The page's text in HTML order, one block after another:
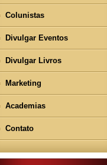
Colunistas
Divulgar Eventos
Divulgar Livros
Marketing
Academias
Contato